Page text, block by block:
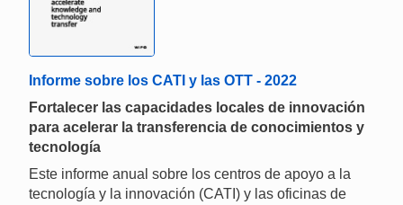
Informe sobre los CATI y las OTT - 2022
Fortalecer las capacidades locales de innovación
para acelerar la transferencia de conocimientos y
tecnología
Este informe anual sobre los centros de apoyo a la
tecnología y la innovación (CATI) y las oficinas de